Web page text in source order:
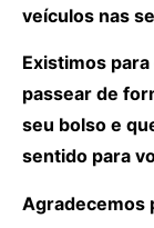
veículos nas
Existimos
passear de
seu bolso e
sentido para
Agradecemos